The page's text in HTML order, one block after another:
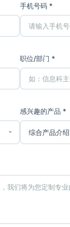
手机号码 *
职位/部门 *
感兴趣的产品 *